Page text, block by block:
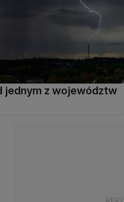
jednym z województw